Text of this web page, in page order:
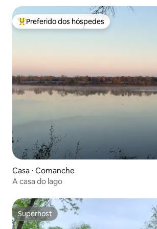
Entre os melhores preferidos dos hóspedes
Preferido dos hóspedes
Casa ⋅ Comanche
A casa do lago
Superhost
Superhost